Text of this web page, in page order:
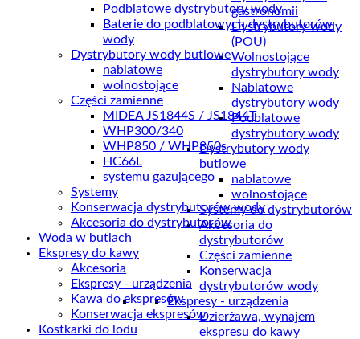
gastronomii
Dystrybutory wody
(POU)
Wolnostojące
dystrybutory wody
Nablatowe
dystrybutory wody
Podblatowe
dystrybutory wody
Dystrybutory wody
butlowe
nablatowe
wolnostojące
Systemy do dystrybutorów
Akcesoria do
dystrybutorów
Części zamienne
Konserwacja
dystrybutorów wody
Ekspresy - urządzenia
Dzierżawa, wynajem
ekspresu do kawy
Podblatowe dystrybutory wody
Baterie do podblatowych dystrybutorów
wody
Dystrybutory wody butlowe
nablatowe
wolnostojące
Części zamienne
MIDEA JS1844S / JS1844T
WHP300/340
WHP850 / WHP850s
HC66L
systemu gazującego
Systemy
Konserwacja dystrybutorów wody
Akcesoria do dystrybutorów
Woda w butlach
Ekspresy do kawy
Akcesoria
Ekspresy - urządzenia
Kawa do ekspresów
Konserwacja ekspresów
Kostkarki do lodu